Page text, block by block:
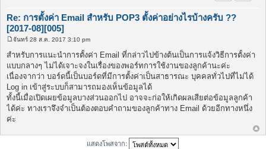
Re: การตั้งค่า Email สำหรับ POP3 ตั้งค่าอย่างไรบ้างครับ ??
[2017-08][005]
พ
ส
ต์
จันทร์ 28 ส.ค. 2017 3:10 pm
สำหรับการแนะนำการตั้งค่า Email ที่กล่าวไปข้างต้นเป็นการแจ้งวิธีการตั้งค่า
แบบกลางๆ ไม่ได้เจาะจงในเรื่องของพอร์ทการใช้งานของลูกค้านะค่ะ
เนื่องจากว่า บอร์ดนี้เป็นบอร์ดที่มีการตั้งค่าเป็นสาธารณะ บุคคลทั่วไปที่ไม่ได้
Log in เข้าสู่ระบบก็สามารถมองเห็นข้อมูลได้
ทั้งนี้เมื่อเปิดเผยข้อมูลบางส่วนออกไป อาจจะก่อให้เกิดผลเสียต่อข้อมูลลูกค้า
ได้ค่ะ ทางเราจึงจำเป็นต้องตอบคำถามของลูกค้าทาง Email ด้วยอีกทางหนึ่ง
ค่ะ
แสดงโพสจาก: